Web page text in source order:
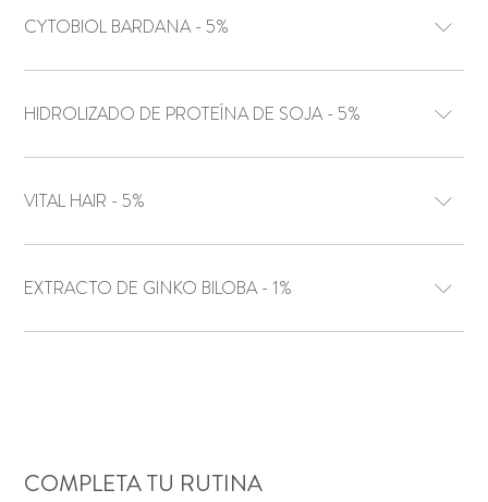
CYTOBIOL BARDANA - 5%
HIDROLIZADO DE PROTEÍNA DE SOJA - 5%
VITAL HAIR - 5%
EXTRACTO DE GINKO BILOBA - 1%
COMPLETA TU RUTINA